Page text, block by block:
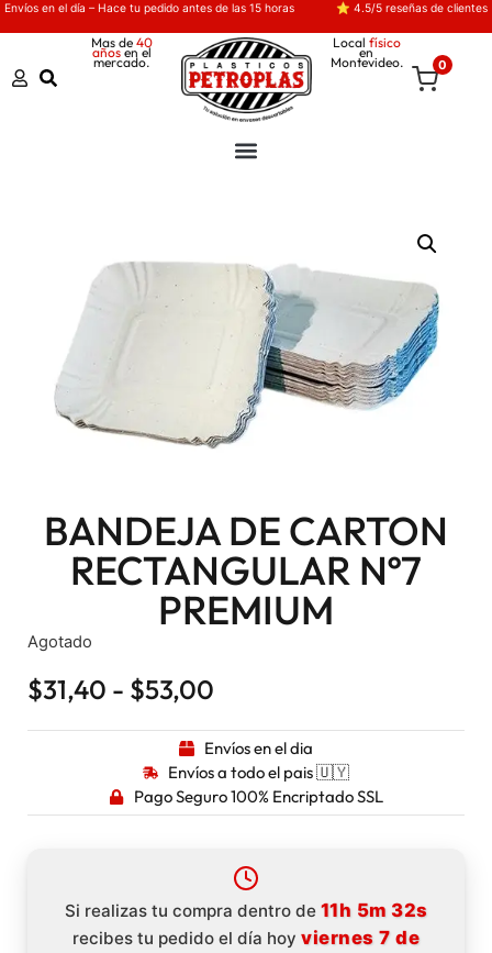
Envíos en el día – Hace tu pedido antes de las 15 horas ⭐ 4.5/5 reseñas de clientes
Mas de 40
añosen el
mercado.
Local físico
en
Montevideo. 0
BANDEJA DE CARTON
RECTANGULAR Nº7
PREMIUM
Agotado
$31,40 - $53,00
Envíos en el dia
Envíos a todo el pais 🇺🇾
Pago Seguro 100% Encriptado SSL
Si realizas tu compra dentro de 11h 5m 32s
recibes tu pedido el día hoy viernes 7 de